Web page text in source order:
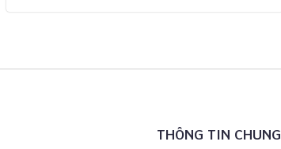
THÔNG TIN CHUNG